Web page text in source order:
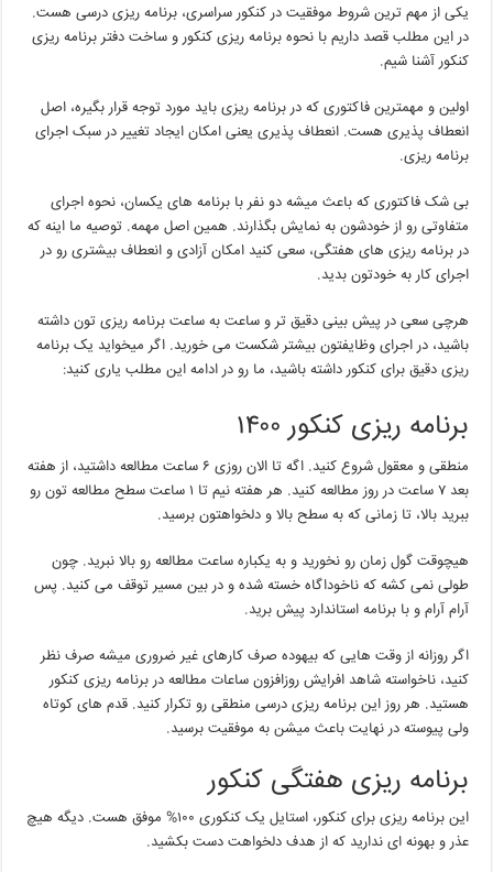
یکی از مهم ترین شروط موفقیت در کنکور سراسری، برنامه ریزی درسی هست.
در این مطلب قصد داریم با نحوه برنامه ریزی کنکور و ساخت دفتر برنامه ریزی
کنکور آشنا شیم.
اولین و مهمترین فاکتوری که در برنامه ریزی باید مورد توجه قرار بگیره، اصل
انعطاف پذیری هست. انعطاف پذیری یعنی امکان ایجاد تغییر در سبک اجرای
برنامه ریزی.
بی شک فاکتوری که باعث میشه دو نفر با برنامه های یکسان، نحوه اجرای
متفاوتی رو از خودشون به نمایش بگذارند. همین اصل مهمه. توصیه ما اینه که
در برنامه ریزی های هفتگی، سعی کنید امکان آزادی و انعطاف بیشتری رو در
اجرای کار به خودتون بدید.
هرچی سعی در پیش بینی دقیق تر و ساعت به ساعت برنامه ریزی تون داشته
باشید، در اجرای وظایفتون بیشتر شکست می خورید. اگر میخواید یک برنامه
ریزی دقیق برای کنکور داشته باشید، ما رو در ادامه این مطلب یاری کنید:
برنامه ریزی کنکور ۱۴۰۰
منطقی و معقول شروع کنید. اگه تا الان روزی ۶ ساعت مطالعه داشتید، از هفته
بعد ۷ ساعت در روز مطالعه کنید. هر هفته نیم تا ۱ ساعت سطح مطالعه تون رو
ببرید بالا، تا زمانی که به سطح بالا و دلخواهتون برسید.
هیچوقت گول زمان رو نخورید و به یکباره ساعت مطالعه رو بالا نبرید. چون
طولی نمی کشه که ناخوداگاه خسته شده و در بین مسیر توقف می کنید. پس
آرام آرام و با برنامه استاندارد پیش برید.
اگر روزانه از وقت هایی که بیهوده صرف کارهای غیر ضروری میشه صرف نظر
کنید، ناخواسته شاهد افرایش روزافزون ساعات مطالعه در برنامه ریزی کنکور
هستید. هر روز این برنامه ریزی درسی منطقی رو تکرار کنید. قدم های کوتاه
ولی پیوسته در نهایت باعث میشن به موفقیت برسید.
برنامه ریزی هفتگی کنکور
این برنامه ریزی برای کنکور، استایل یک کنکوری ۱۰۰% موفق هست. دیگه هیچ
عذر و بهونه ای ندارید که از هدف دلخواهت دست بکشید.